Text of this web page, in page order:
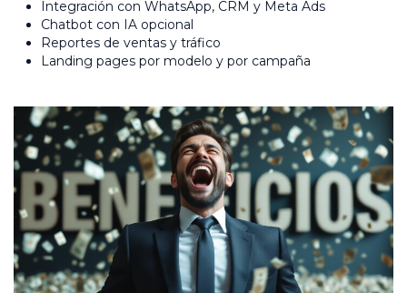
Integración con WhatsApp, CRM y Meta Ads
Chatbot con IA opcional
Reportes de ventas y tráfico
Landing pages por modelo y por campaña